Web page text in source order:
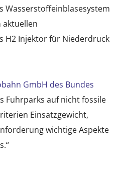
Wasserstoffeinblasesystem
aktuellen
H2 Injektor für Niederdruck
GmbH des Bundes
Fuhrparks auf nicht fossile
Einsatzgewicht,
wichtige Aspekte